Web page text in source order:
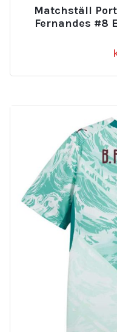
Matchställ
Fernandes #8